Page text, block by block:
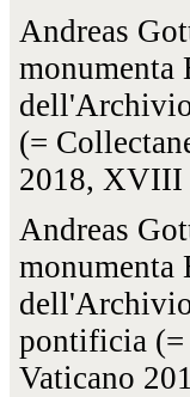
Andreas
monumenta
(=
2018, XVIII
Andreas
monumenta
pontificia (=
Vaticano